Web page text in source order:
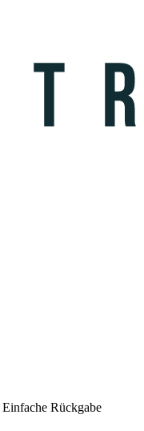
Einfache Rückgabe